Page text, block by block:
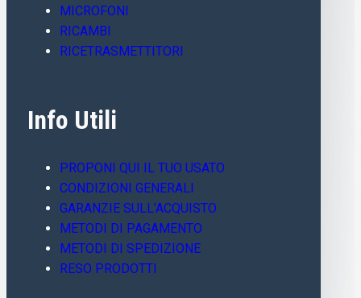
MICROFONI
RICAMBI
RICETRASMETTITORI
Info Utili
PROPONI QUI IL TUO USATO
CONDIZIONI GENERALI
GARANZIE SULL’ACQUISTO
METODI DI PAGAMENTO
METODI DI SPEDIZIONE
RESO PRODOTTI